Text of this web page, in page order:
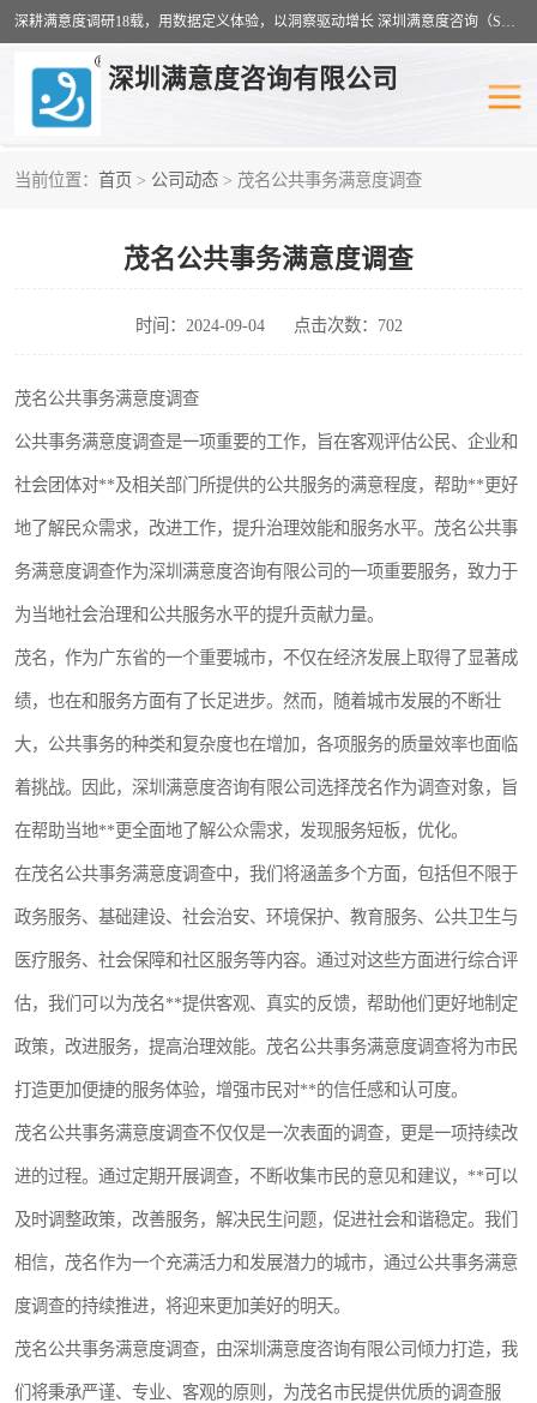
深耕满意度调研18载，用数据定义体验，以洞察驱动增长 深圳满意度咨询（SSC）：十八年专注，丈量每一份体验。
深圳满意度咨询有限公司
当前位置： 首页 > 公司动态 > 茂名公共事务满意度调查
茂名公共事务满意度调查
时间：2024-09-04 点击次数：702
茂名公共事务满意度调查
公共事务满意度调查是一项重要的工作，旨在客观评估公民、企业和
社会团体对**及相关部门所提供的公共服务的满意程度，帮助**更好
地了解民众需求，改进工作，提升治理效能和服务水平。茂名公共事
务满意度调查作为深圳满意度咨询有限公司的一项重要服务，致力于
为当地社会治理和公共服务水平的提升贡献力量。
茂名，作为广东省的一个重要城市，不仅在经济发展上取得了显著成
绩，也在和服务方面有了长足进步。然而，随着城市发展的不断壮
大，公共事务的种类和复杂度也在增加，各项服务的质量效率也面临
着挑战。因此，深圳满意度咨询有限公司选择茂名作为调查对象，旨
在帮助当地**更全面地了解公众需求，发现服务短板，优化。
在茂名公共事务满意度调查中，我们将涵盖多个方面，包括但不限于
政务服务、基础建设、社会治安、环境保护、教育服务、公共卫生与
医疗服务、社会保障和社区服务等内容。通过对这些方面进行综合评
估，我们可以为茂名**提供客观、真实的反馈，帮助他们更好地制定
政策，改进服务，提高治理效能。茂名公共事务满意度调查将为市民
打造更加便捷的服务体验，增强市民对**的信任感和认可度。
茂名公共事务满意度调查不仅仅是一次表面的调查，更是一项持续改
进的过程。通过定期开展调查，不断收集市民的意见和建议，**可以
及时调整政策，改善服务，解决民生问题，促进社会和谐稳定。我们
相信，茂名作为一个充满活力和发展潜力的城市，通过公共事务满意
度调查的持续推进，将迎来更加美好的明天。
茂名公共事务满意度调查，由深圳满意度咨询有限公司倾力打造，我
们将秉承严谨、专业、客观的原则，为茂名市民提供优质的调查服
客户满意度调查 医疗服务业满意度
公共事务满意度调查 餐饮业满意度调查
营商环境满意度
服务满意度调查 汽车行业满意度